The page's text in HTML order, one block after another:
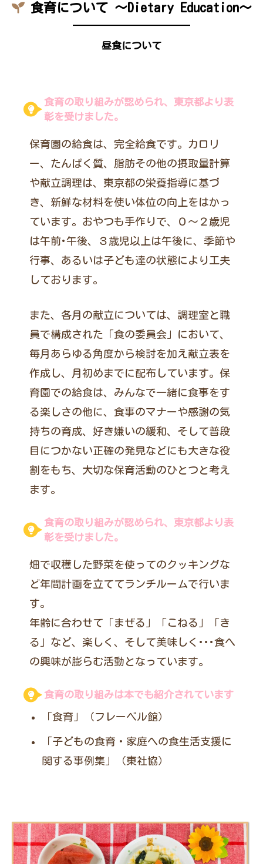
食育について 〜Dietary Education〜
昼食について
食育の取り組みが認められ、東京都より表
彰を受けました。
保育園の給食は、完全給食です。カロリ
ー、たんぱく質、脂肪その他の摂取量計算
や献立調理は、東京都の栄養指導に基づ
き、新鮮な材料を使い体位の向上をはかっ
ています。おやつも手作りで、０～２歳児
は午前･午後、３歳児以上は午後に、季節や
行事、あるいは子ども達の状態により工夫
しております。
また、各月の献立については、調理室と職
員で構成された「食の委員会」において、
毎月あらゆる角度から検討を加え献立表を
作成し、月初めまでに配布しています。保
育園での給食は、みんなで一緒に食事をす
る楽しさの他に、食事のマナーや感謝の気
持ちの育成、好き嫌いの緩和、そして普段
目につかない正確の発見などにも大きな役
割をもち、大切な保育活動のひとつと考え
ます。
食育の取り組みが認められ、東京都より表
彰を受けました。
畑で収穫した野菜を使ってのクッキングな
ど年間計画を立ててランチルームで行いま
す。
年齢に合わせて「まぜる」「こねる」「き
る」など、楽しく、そして美味しく･･･食へ
の興味が膨らむ活動となっています。
食育の取り組みは本でも紹介されています
「食育」（フレーベル館）
「子どもの食育・家庭への食生活支援に
関する事例集」（東社協）